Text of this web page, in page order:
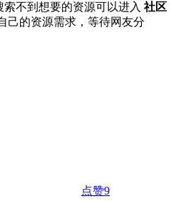
不到想要的资源可以进入 社区
己的资源需求，等待网友分
点赞9